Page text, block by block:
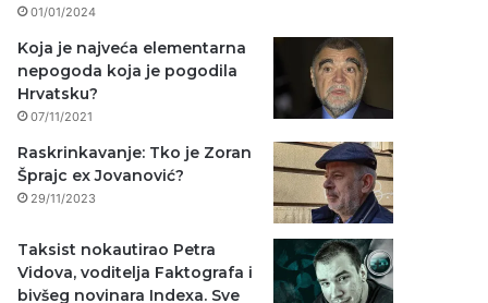
01/01/2024
Koja je najveća elementarna
nepogoda koja je pogodila
Hrvatsku?
07/11/2021
Raskrinkavanje: Tko je Zoran
Šprajc ex Jovanović?
29/11/2023
Taksist nokautirao Petra
Vidova, voditelja Faktografa i
bivšeg novinara Indexa. Sve